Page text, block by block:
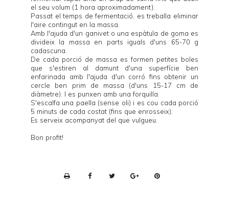
el seu volum (1 hora aproximadament).
Passat el temps de fermentació, es treballa eliminar
l'aire contingut en la massa.
Amb l'ajuda d'un ganivet o una espàtula de goma es
divideix la massa en parts iguals d'uns 65-70 g
cadascuna.
De cada porció de massa es formen petites boles
que s'estiren al damunt d'una superfície ben
enfarinada amb l'ajuda d'un corró fins obtenir un
cercle ben prim de massa (d'uns 15-17 cm de
diàmetre). I es punxen amb una forquilla.
S'escalfa una paella (sense oli) i es cou cada porció
5 minuts de cada costat (fins que enrosseix).
Es serveix acompanyat del que vulgueu.
Bon profit!